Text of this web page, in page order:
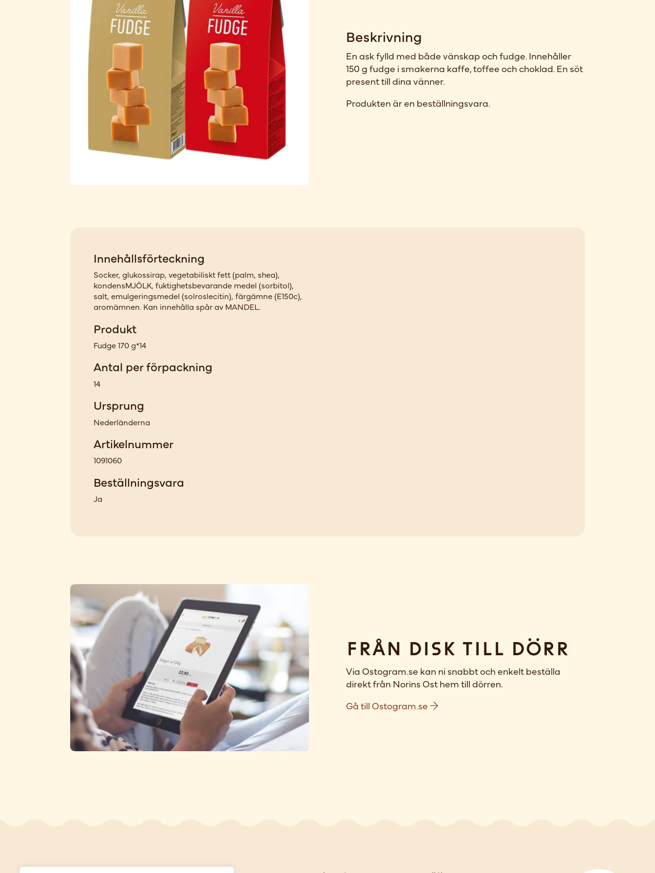
Beskrivning
En ask fylld med både vänskap och fudge. Innehåller
150 g fudge i smakerna kaffe, toffee och choklad. En söt
present till dina vänner.
Produkten är en beställningsvara.
Innehållsförteckning
Socker, glukossirap, vegetabiliskt fett (palm, shea),
kondensMJÖLK, fuktighetsbevarande medel (sorbitol),
salt, emulgeringsmedel (solroslecitin), färgämne (E150c),
aromämnen. Kan innehålla spår av MANDEL.
Produkt
Fudge 170 g*14
Antal per förpackning
14
Ursprung
Nederländerna
Artikelnummer
1091060
Beställningsvara
Ja
Från disk till dörr
Via Ostogram.se kan ni snabbt och enkelt beställa
direkt från Norins Ost hem till dörren.
Gå till Ostogram.se